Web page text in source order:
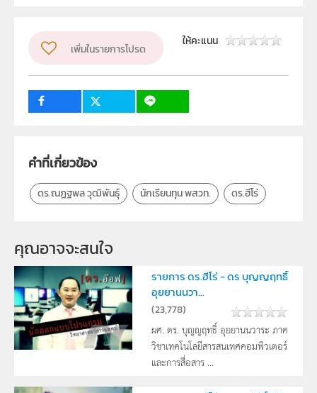
กลุ่มเป้าหมาย
ครู, นักเรียน, บุคคลทั่วไป
เพิ่มในรายการโปรด
ให้คะแนน
คำที่เกี่ยวข้อง
ดร.ณฏฐพล วุฒิพันธุ์ นักเรียนทุน พสวท. ดร.ฮีโร่
คุณอาจจะสนใจ
รายการ ดร.ฮีโร่ - ดร บุญญฤทธิ์
อุยยานนวา...
(23,778)
ผศ. ดร. บุญญฤทธิ์ อุยยานนวาระ ภาค
วิชาเทคโนโลยีสารสนเทศคอมพิวเตอร์
และการสื่อสาร ...